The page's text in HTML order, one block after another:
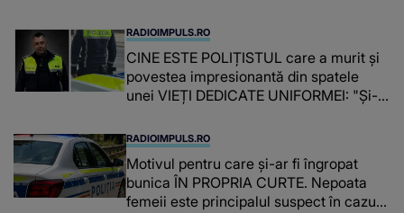
RADIOIMPULS.RO
CINE ESTE POLIȚISTUL care a murit și
povestea impresionantă din spatele
unei VIEȚI DEDICATE UNIFORMEI: "Și-a
iar în relația cu colegii a fost un sprijin,
un sfătuitor și un..."
RADIOIMPULS.RO
Motivul pentru care și-ar fi îngropat
bunica ÎN PROPRIA CURTE. Nepoata
femeii este principalul suspect în cazul